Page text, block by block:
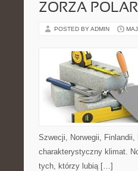
ZORZA
POSTED BY ADMIN
Szwecji, Norwegii, Finlandii,
charakterystyczny klimat.
tych, którzy lubią […]